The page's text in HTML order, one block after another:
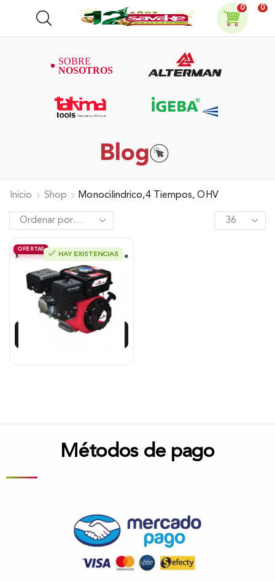
0 0
Inicio Shop Monocilindrico,4 Tiempos, OHV
OFERTAS
HAY EXISTENCIAS
Motor Alterman Gasolina 4T, 9Hp Eje
Cuña/Rosca 1″, Xge9K.
$1.480.417
$ 1.332.375
Añadir al carrito
Métodos de pago